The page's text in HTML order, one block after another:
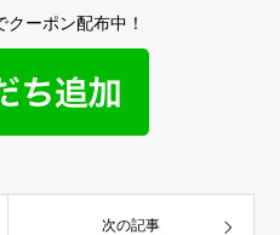
ーポン配布中！
次の記事